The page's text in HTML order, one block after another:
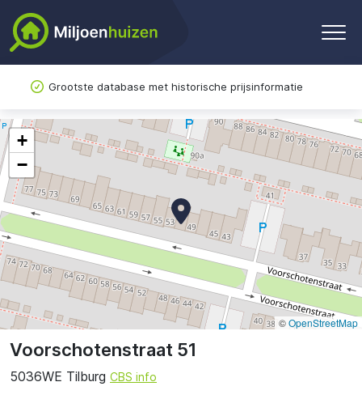
Grootste database met historische prijsinformatie
Voorschotenstraat 51
5036WE Tilburg CBS info
+
−
©OpenStreetMap